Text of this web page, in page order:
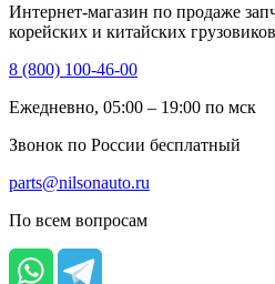
Интернет-магазин по продаже
корейских и китайских грузовиков
8 (800) 100-46-00
Ежедневно, 05:00 – 19:00 по мск
Звонок по России бесплатный
parts@nilsonauto.ru
По всем вопросам